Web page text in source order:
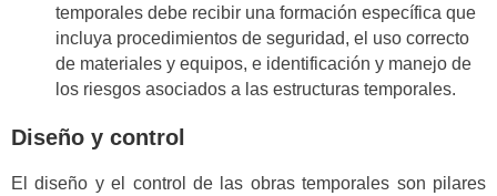
temporales debe recibir una formación específica que
incluya procedimientos de seguridad, el uso correcto
de materiales y equipos, e identificación y manejo de
los riesgos asociados a las estructuras temporales.
Diseño y control
El diseño y el control de las obras temporales son pilares